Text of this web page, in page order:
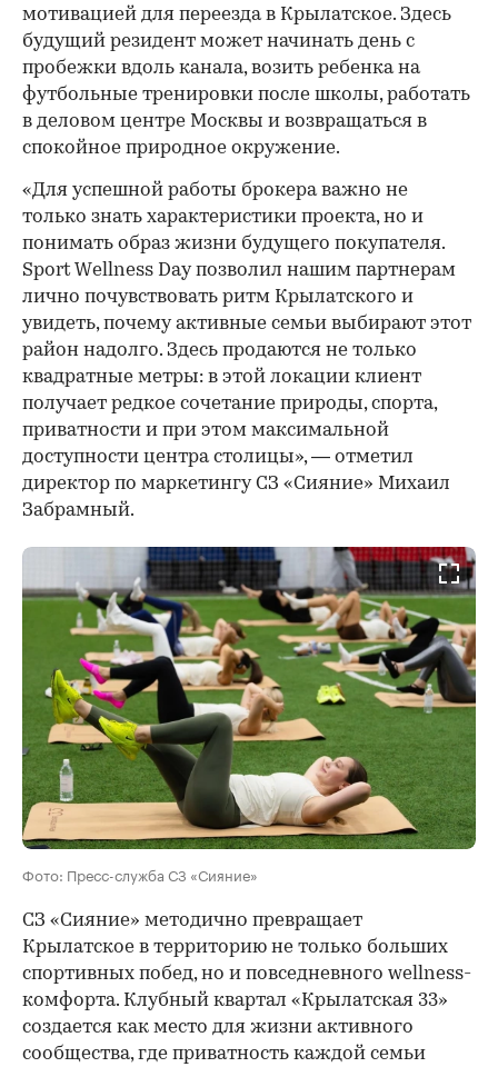
мотивацией для переезда в Крылатское. Здесь
будущий резидент может начинать день с
пробежки вдоль канала, возить ребенка на
футбольные тренировки после школы, работать
в деловом центре Москвы и возвращаться в
спокойное природное окружение.
«Для успешной работы брокера важно не
только знать характеристики проекта, но и
понимать образ жизни будущего покупателя.
Sport Wellness Day позволил нашим партнерам
лично почувствовать ритм Крылатского и
увидеть, почему активные семьи выбирают этот
район надолго. Здесь продаются не только
квадратные метры: в этой локации клиент
получает редкое сочетание природы, спорта,
приватности и при этом максимальной
доступности центра столицы», — отметил
директор по маркетингу СЗ «Сияние» Михаил
Забрамный.
Фото: Пресс-служба СЗ «Сияние»
СЗ «Сияние» методично превращает
Крылатское в территорию не только больших
спортивных побед, но и повседневного wellness-
комфорта. Клубный квартал «Крылатская 33»
создается как место для жизни активного
сообщества, где приватность каждой семьи